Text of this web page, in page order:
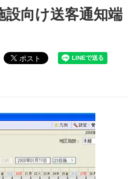
向け送客通知端
ポスト